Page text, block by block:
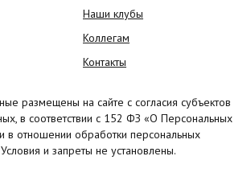
Наши клубы
Коллегам
Контакты
размещены на сайте с согласия субъектов
в соответствии с 152 ФЗ «О Персональных
в отношении обработки персональных
и запреты не установлены.